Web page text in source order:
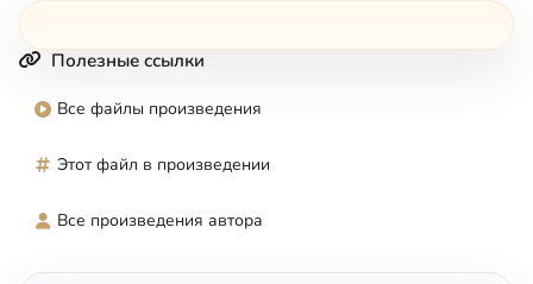
Полезные ссылки
Все файлы произведения
Этот файл в произведении
Все произведения автора